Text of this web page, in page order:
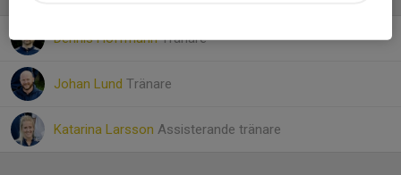
Dennis HoffmannTränare
Johan Lund Tränare
Katarina Larsson Assisterande tränare